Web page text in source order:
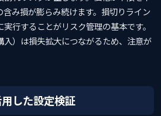
み損が膨らみ続けます。損切りライン
行することがリスク管理の基本です。
）は損失拡大につながるため、注意が
した設定検証